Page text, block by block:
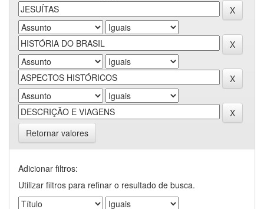
Retornar valores
Adicionar filtros:
Utilizar filtros para refinar o resultado de busca.